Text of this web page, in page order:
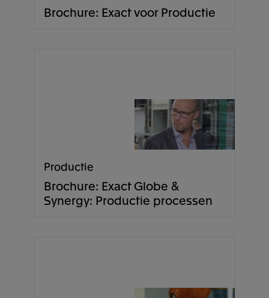
Brochure: Exact voor Productie
Productie
Brochure: Exact Globe &
Synergy: Productie processen